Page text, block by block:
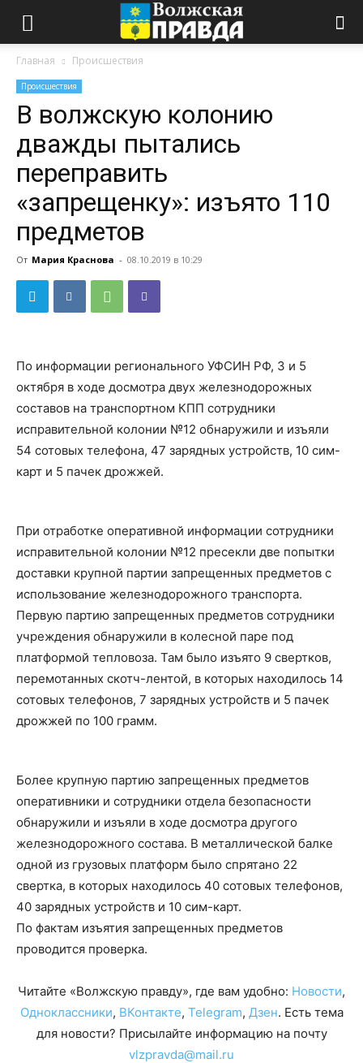
Главная Происшествия
Происшествия
В волжскую колонию
дважды пытались
переправить
«запрещенку»: изъято 110
предметов
От Мария Краснова - 08.10.2019 в 10:29
По информации регионального УФСИН РФ, 3 и 5
октября в ходе досмотра двух железнодорожных
составов на транспортном КПП сотрудники
исправительной колонии №12 обнаружили и изъяли
54 сотовых телефона, 47 зарядных устройств, 10 сим-
карт и 5 пачек дрожжей.
При отработке оперативной информации сотрудники
исправительной колонии №12 пресекли две попытки
доставки крупной партии запрещенных предметов с
использование железнодорожного транспорта.
Первую партию запрещенных предметов сотрудники
учреждения обнаружили в колесной паре под
платформой тепловоза. Там было изъято 9 свертков,
перемотанных скотч-лентой, в которых находилось 14
сотовых телефонов, 7 зарядных устройств и 5 пачек
дрожжей по 100 грамм.
Более крупную партию запрещенных предметов
оперативники и сотрудники отдела безопасности
обнаружили и изъяли в ходе досмотра другого
железнодорожного состава. В металлической балке
одной из грузовых платформ было спрятано 22
свертка, в которых находилось 40 сотовых телефонов,
40 зарядных устройств и 10 сим-карт.
По фактам изъятия запрещенных предметов
проводится проверка.
Читайте «Волжскую правду», где вам удобно: Новости,
Одноклассники, ВКонтакте, Telegram, Дзен. Есть тема
для новости? Присылайте информацию на почту
vlzpravda@mail.ru